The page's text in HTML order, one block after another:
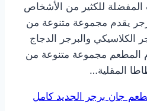
المفضلة للكثير من الأشخاص
يقدم مجموعة متنوعة من
الكلاسيكي والبرجر الدجاج
المطعم مجموعة متنوعة من
المقلية…
جان برجر الجديد كامل